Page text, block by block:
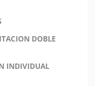
DOBLE
INDIVIDUAL